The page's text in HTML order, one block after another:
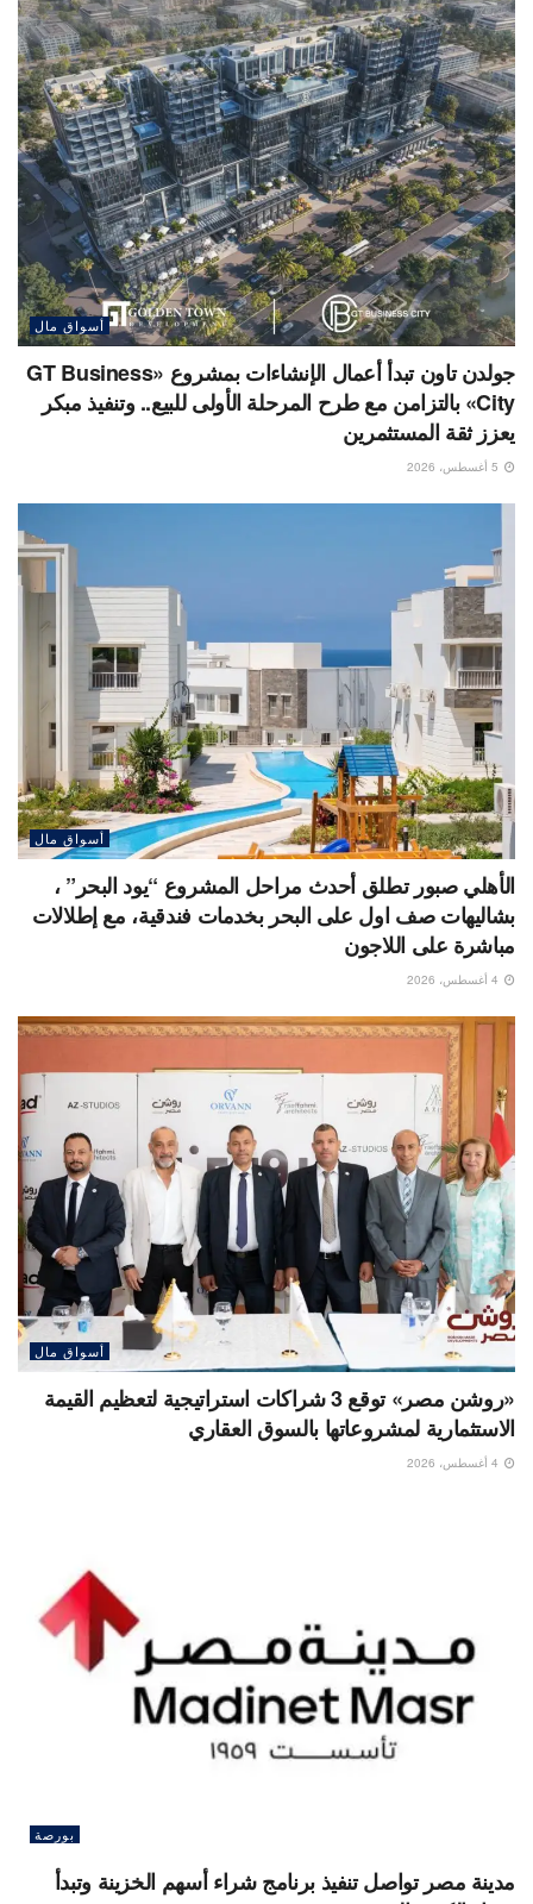
أسواق مال
جولدن تاون تبدأ أعمال الإنشاءات بمشروع «GT Business
City» بالتزامن مع طرح المرحلة الأولى للبيع.. وتنفيذ مبكر
يعزز ثقة المستثمرين
أسواق مال
الأهلي صبور تطلق أحدث مراحل المشروع “يود البحر” ،
بشاليهات صف اول على البحر بخدمات فندقية، مع إطلالات
مباشرة على اللاجون
أسواق مال
«روشن مصر» توقع 3 شراكات استراتيجية لتعظيم القيمة
الاستثمارية لمشروعاتها بالسوق العقاري
بورصة
مدينة مصر تواصل تنفيذ برنامج شراء أسهم الخزينة وتبدأ